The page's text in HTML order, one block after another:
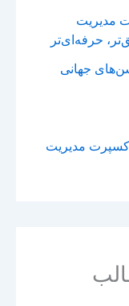
اکسپرت مدیریت
حرفه‌ای‌تر
جهانی
امکانات جدید نسخه 59 اکسپرت مدیریت